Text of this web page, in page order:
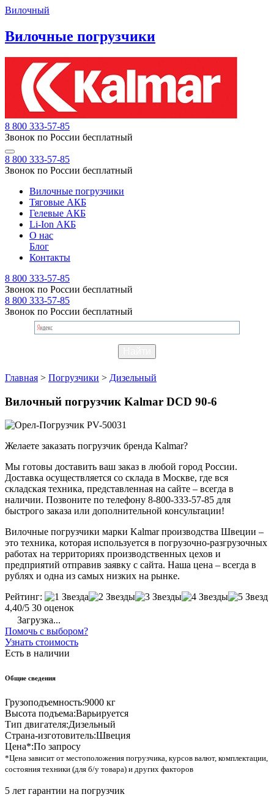
Вилочный
Вилочные погрузчики
8 800 333-57-85
Звонок по России бесплатный
8 800 333-57-85
Звонок по России бесплатный
Вилочные погрузчики
Тяговые АКБ
Гелевые АКБ
Li-Ion АКБ
О нас
Блог
Контакты
8 800 333-57-85
Звонок по России бесплатный
8 800 333-57-85
Звонок по России бесплатный
Главная > Погрузчики > Дизельный
Вилочный погрузчик Kalmar DCD 90-6
Желаете заказать погрузчик бренда Kalmar?
Мы готовы доставить ваш заказ в любой город России.
Доставка осуществляется со склада в Москве, где вся
складская техника, представленная на сайте – всегда в
наличии. Позвоните по телефону 8-800-333-57-85 для
быстрого заказа или дополнительной консультации!
Вилочные погрузчики марки Kalmar производства Швеции –
это техника, которая используется в погрузочно-разгрузочных
работах на территориях производственных цехов и
предприятий отправив заявку с сайта. Наша цена – всегда в
рублях и одна из самых низких на рынке.
Рейтинг:
4,40/5 30 оценок
Загрузка...
Помочь с выбором?
Узнать стоимость
Есть в наличии
Общие сведения
Грузоподъемность:9000 кг
Высота подъема:Варьируется
Тип двигателя:Дизельный
Страна-изготовитель:Швеция
Цена*:По запросу
*Цена зависит от местоположения погрузчика, курсов валют, комплектации,
состояния техники (для б/у товара) и других факторов
5 лет гарантии на погрузчик